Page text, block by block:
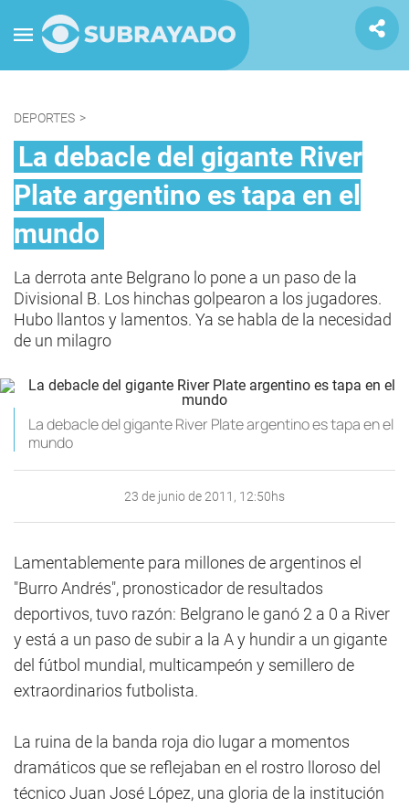
DEPORTES >
La debacle del gigante River
Plate argentino es tapa en el
mundo
La derrota ante Belgrano lo pone a un paso de la
Divisional B. Los hinchas golpearon a los jugadores.
Hubo llantos y lamentos. Ya se habla de la necesidad
de un milagro
La debacle del gigante River Plate argentino es tapa en el
mundo
23 de junio de 2011, 12:50hs
Lamentablemente para millones de argentinos el
"Burro Andrés", pronosticador de resultados
deportivos, tuvo razón: Belgrano le ganó 2 a 0 a River
y está a un paso de subir a la A y hundir a un gigante
del fútbol mundial, multicampeón y semillero de
extraordinarios futbolista.
La ruina de la banda roja dio lugar a momentos
dramáticos que se reflejaban en el rostro lloroso del
técnico Juan José López, una gloria de la institución